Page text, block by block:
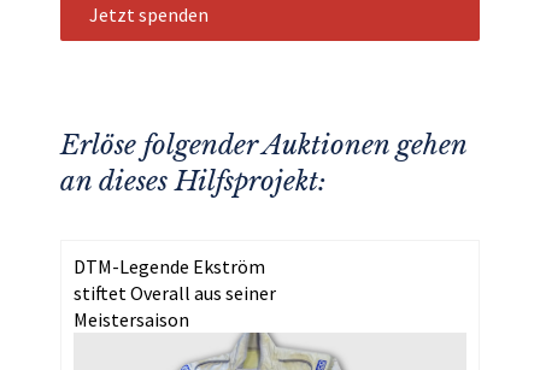
Jetzt spenden
Erlöse folgender Auktionen gehen
an dieses Hilfsprojekt:
DTM-Legende Ekström
stiftet Overall aus seiner
Meistersaison